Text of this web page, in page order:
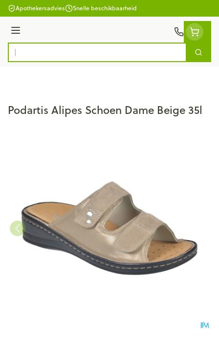
Ga naar de inhoud
Apothekersadvies Snelle beschikbaarheid
Menu
Product, merk, categorie...
Zoek
Podartis Alipes Schoen Dame Beige 35l